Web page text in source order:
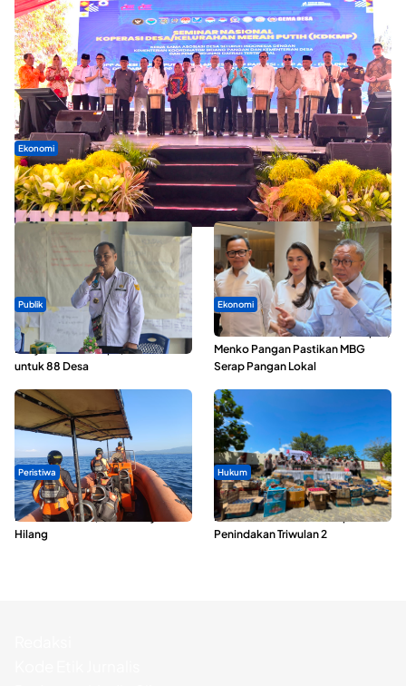
Ekonomi
Seminar di Ternate, Mendes Perkuat Sinergi Percepatan
Kopdes Merah Putih
Publik
ABDESI Morotai Apresiasi
Penyaluran ADD Rp3,13 Miliar
untuk 88 Desa
Ekonomi
SPPG di Maluku Utara Dipercepat,
Menko Pangan Pastikan MBG
Serap Pangan Lokal
Peristiwa
Dua Longboat Bertabrakan di
Perairan Taliabu, Satu Nelayan
Hilang
Hukum
Polda Maluku Utara Musnahkan
Ribuan Liter Miras Hasil Operasi
Penindakan Triwulan 2